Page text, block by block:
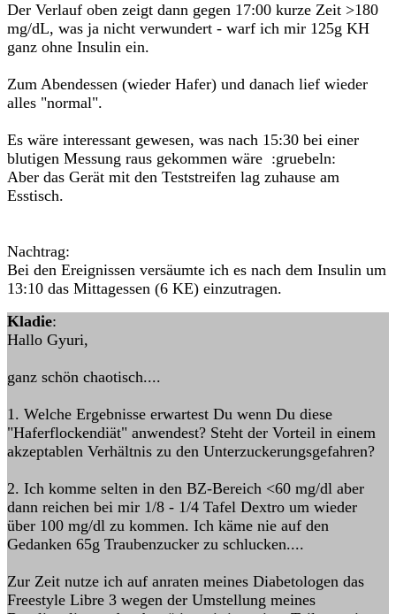
Der Verlauf oben zeigt dann gegen 17:00 kurze Zeit >180
mg/dL, was ja nicht verwundert - warf ich mir 125g KH
ganz ohne Insulin ein.
Zum Abendessen (wieder Hafer) und danach lief wieder
alles "normal".
Es wäre interessant gewesen, was nach 15:30 bei einer
blutigen Messung raus gekommen wäre :gruebeln:
Aber das Gerät mit den Teststreifen lag zuhause am
Esstisch.
Nachtrag:
Bei den Ereignissen versäumte ich es nach dem Insulin um
13:10 das Mittagessen (6 KE) einzutragen.
Kladie:
Hallo Gyuri,
ganz schön chaotisch....
1. Welche Ergebnisse erwartest Du wenn Du diese
"Haferflockendiät" anwendest? Steht der Vorteil in einem
akzeptablen Verhältnis zu den Unterzuckerungsgefahren?
2. Ich komme selten in den BZ-Bereich <60 mg/dl aber
dann reichen bei mir 1/8 - 1/4 Tafel Dextro um wieder
über 100 mg/dl zu kommen. Ich käme nie auf den
Gedanken 65g Traubenzucker zu schlucken....
Zur Zeit nutze ich auf anraten meines Diabetologen das
Freestyle Libre 3 wegen der Umstellung meines